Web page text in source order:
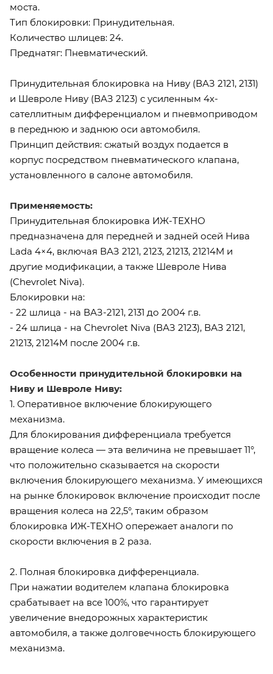
моста.
Тип блокировки: Принудительная.
Количество шлицев: 24.
Преднатяг: Пневматический.
Принудительная блокировка на Ниву (ВАЗ 2121, 2131)
и Шевроле Ниву (ВАЗ 2123) с усиленным 4х-
сателлитным дифференциалом и пневмоприводом
в переднюю и заднюю оси автомобиля.
Принцип действия: сжатый воздух подается в
корпус посредством пневматического клапана,
установленного в салоне автомобиля.
Применяемость:
Принудительная блокировка ИЖ-ТЕХНО
предназначена для передней и задней осей Нива
Lada 4×4, включая ВАЗ 2121, 2123, 21213, 21214М и
другие модификации, а также Шевроле Нива
(Chevrolet Niva).
Блокировки на:
- 22 шлица - на ВАЗ-2121, 2131 до 2004 г.в.
- 24 шлица - на Chevrolet Niva (ВАЗ 2123), ВАЗ 2121,
21213, 21214М после 2004 г.в.
Особенности принудительной блокировки на
Ниву и Шевроле Ниву:
1. Оперативное включение блокирующего
механизма.
Для блокирования дифференциала требуется
вращение колеса — эта величина не превышает 11°,
что положительно сказывается на скорости
включения блокирующего механизма. У имеющихся
на рынке блокировок включение происходит после
вращения колеса на 22,5°, таким образом
блокировка ИЖ-ТЕХНО опережает аналоги по
скорости включения в 2 раза.
2. Полная блокировка дифференциала.
При нажатии водителем клапана блокировка
срабатывает на все 100%, что гарантирует
увеличение внедорожных характеристик
автомобиля, а также долговечность блокирующего
механизма.